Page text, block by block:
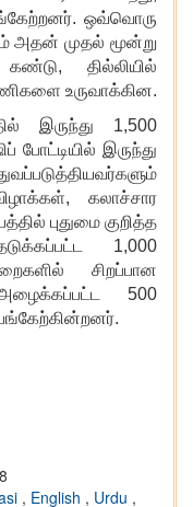
ஒவ்வொரு
அதன் முதல் மூன்று
தில்லியில்
உருவாக்கின.
இருந்து 1,500
போட்டியில் இருந்து
, கலாச்சார
புதுமை குறித்த
1,000
சிறப்பான
500
, English , Urdu ,